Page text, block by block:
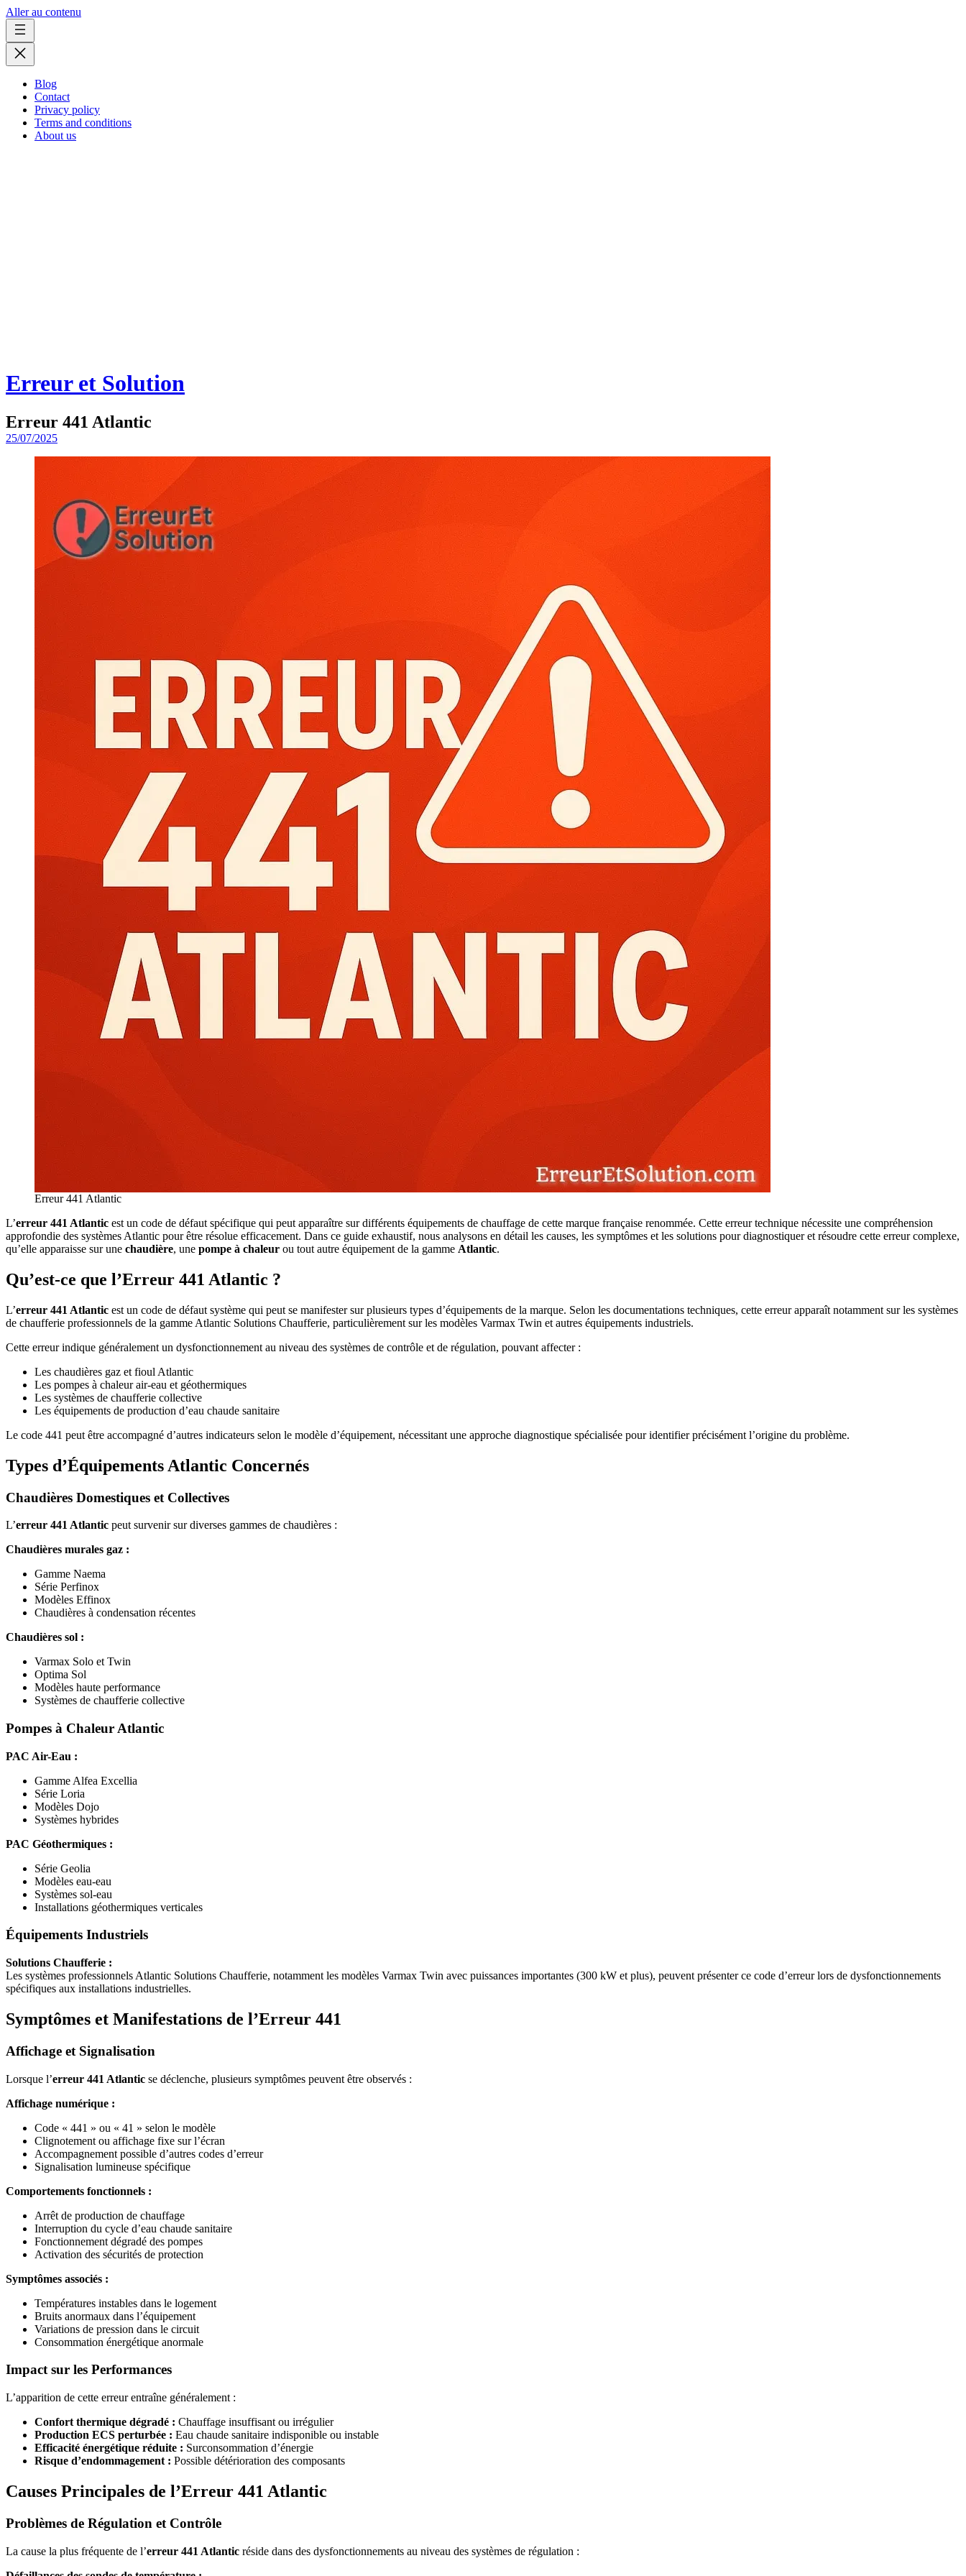
Aller au contenu
Blog
Contact
Privacy policy
Terms and conditions
About us
Erreur et Solution
Erreur 441 Atlantic
25/07/2025
Erreur 441 Atlantic
L’erreur 441 Atlantic est un code de défaut spécifique qui peut apparaître sur différents équipements de chauffage de cette marque française renommée. Cette erreur technique nécessite une compréhension
approfondie des systèmes Atlantic pour être résolue efficacement. Dans ce guide exhaustif, nous analysons en détail les causes, les symptômes et les solutions pour diagnostiquer et résoudre cette erreur complexe,
qu’elle apparaisse sur une chaudière, une pompe à chaleur ou tout autre équipement de la gamme Atlantic.
Qu’est-ce que l’Erreur 441 Atlantic ?
L’erreur 441 Atlantic est un code de défaut système qui peut se manifester sur plusieurs types d’équipements de la marque. Selon les documentations techniques, cette erreur apparaît notamment sur les systèmes
de chaufferie professionnels de la gamme Atlantic Solutions Chaufferie, particulièrement sur les modèles Varmax Twin et autres équipements industriels.
Cette erreur indique généralement un dysfonctionnement au niveau des systèmes de contrôle et de régulation, pouvant affecter :
Les chaudières gaz et fioul Atlantic
Les pompes à chaleur air-eau et géothermiques
Les systèmes de chaufferie collective
Les équipements de production d’eau chaude sanitaire
Le code 441 peut être accompagné d’autres indicateurs selon le modèle d’équipement, nécessitant une approche diagnostique spécialisée pour identifier précisément l’origine du problème.
Types d’Équipements Atlantic Concernés
Chaudières Domestiques et Collectives
L’erreur 441 Atlantic peut survenir sur diverses gammes de chaudières :
Chaudières murales gaz :
Gamme Naema
Série Perfinox
Modèles Effinox
Chaudières à condensation récentes
Chaudières sol :
Varmax Solo et Twin
Optima Sol
Modèles haute performance
Systèmes de chaufferie collective
Pompes à Chaleur Atlantic
PAC Air-Eau :
Gamme Alfea Excellia
Série Loria
Modèles Dojo
Systèmes hybrides
PAC Géothermiques :
Série Geolia
Modèles eau-eau
Systèmes sol-eau
Installations géothermiques verticales
Équipements Industriels
Solutions Chaufferie :
Les systèmes professionnels Atlantic Solutions Chaufferie, notamment les modèles Varmax Twin avec puissances importantes (300 kW et plus), peuvent présenter ce code d’erreur lors de dysfonctionnements
spécifiques aux installations industrielles.
Symptômes et Manifestations de l’Erreur 441
Affichage et Signalisation
Lorsque l’erreur 441 Atlantic se déclenche, plusieurs symptômes peuvent être observés :
Affichage numérique :
Code « 441 » ou « 41 » selon le modèle
Clignotement ou affichage fixe sur l’écran
Accompagnement possible d’autres codes d’erreur
Signalisation lumineuse spécifique
Comportements fonctionnels :
Arrêt de production de chauffage
Interruption du cycle d’eau chaude sanitaire
Fonctionnement dégradé des pompes
Activation des sécurités de protection
Symptômes associés :
Températures instables dans le logement
Bruits anormaux dans l’équipement
Variations de pression dans le circuit
Consommation énergétique anormale
Impact sur les Performances
L’apparition de cette erreur entraîne généralement :
Confort thermique dégradé : Chauffage insuffisant ou irrégulier
Production ECS perturbée : Eau chaude sanitaire indisponible ou instable
Efficacité énergétique réduite : Surconsommation d’énergie
Risque d’endommagement : Possible détérioration des composants
Causes Principales de l’Erreur 441 Atlantic
Problèmes de Régulation et Contrôle
La cause la plus fréquente de l’erreur 441 Atlantic réside dans des dysfonctionnements au niveau des systèmes de régulation :